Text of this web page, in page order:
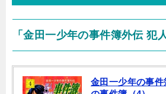
「金田一少年の事件簿外伝 犯
金田一少年の事